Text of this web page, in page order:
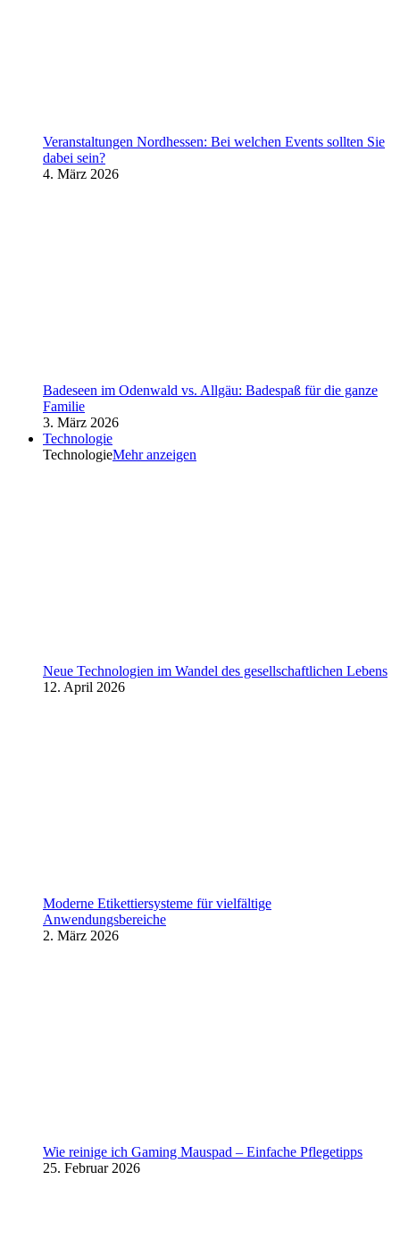
Veranstaltungen Nordhessen: Bei welchen Events sollten Sie
dabei sein?
4. März 2026
Badeseen im Odenwald vs. Allgäu: Badespaß für die ganze
Familie
3. März 2026
Technologie
TechnologieMehr anzeigen
Neue Technologien im Wandel des gesellschaftlichen Lebens
12. April 2026
Moderne Etikettiersysteme für vielfältige
Anwendungsbereiche
2. März 2026
Wie reinige ich Gaming Mauspad – Einfache Pflegetipps
25. Februar 2026